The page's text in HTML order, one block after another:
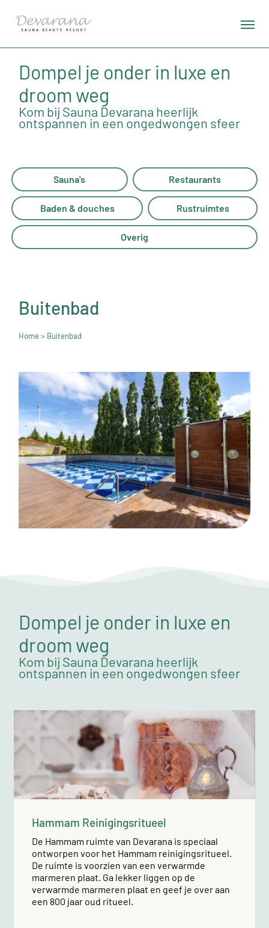
Dompel je onder in luxe en
droom weg
Kom bij Sauna Devarana heerlijk
ontspannen in een ongedwongen sfeer
Sauna's Restaurants
Baden & douches Rustruimtes
Overig
Buitenbad
Home> Buitenbad
Dompel je onder in luxe en
droom weg
Kom bij Sauna Devarana heerlijk
ontspannen in een ongedwongen sfeer
Hammam Reinigingsritueel
De Hammam ruimte van Devarana is speciaal
ontworpen voor het Hammam reinigingsritueel.
De ruimte is voorzien van een verwarmde
marmeren plaat. Ga lekker liggen op de
verwarmde marmeren plaat en geef je over aan
een 800 jaar oud ritueel.